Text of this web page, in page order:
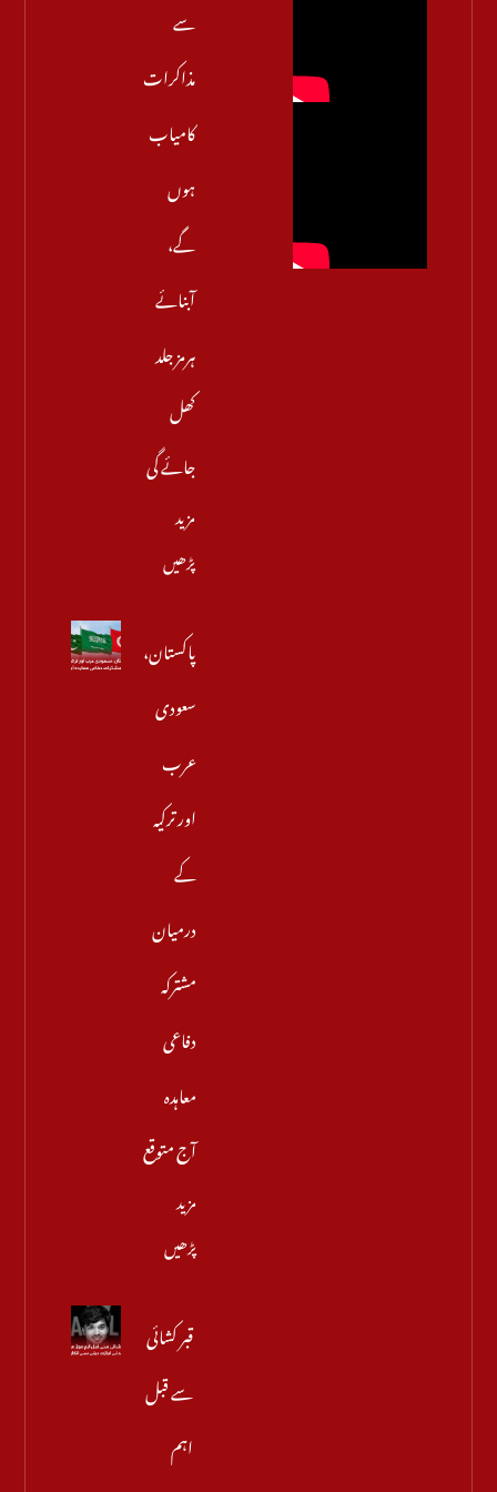
سے
مذاکرات
کامیاب
ہوں
گے،
آبنائے
ہرمز جلد
کھل
جائے گی
مزید
پڑھیں
پاکستان،
سعودی
عرب
اور ترکیہ
کے
درمیان
مشترکہ
دفاعی
معاہدہ
آج متوقع
مزید
پڑھیں
قبر کشائی
سے قبل
اہم